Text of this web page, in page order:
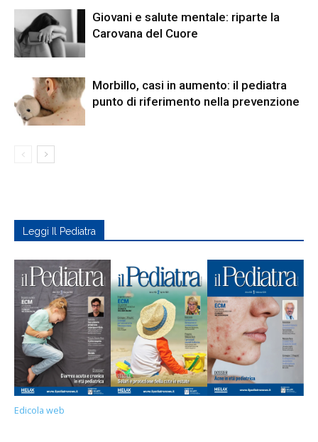
Giovani e salute mentale: riparte la
Carovana del Cuore
Morbillo, casi in aumento: il pediatra
punto di riferimento nella prevenzione
Leggi Il Pediatra
Edicola web